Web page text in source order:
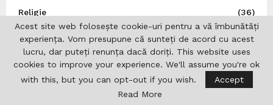
Religie
(36)
REPATRIOT
(28)
România
S.U.A.
(37)
San Marino
Acest site web folosește cookie-uri pentru a vă îmbunătăți
experiența. Vom presupune că sunteți de acord cu acest
lucru, dar puteți renunța dacă doriți. This website uses
cookies to improve your experience. We'll assume you're ok
with this, but you can opt-out if you wish.
Accept
Read More